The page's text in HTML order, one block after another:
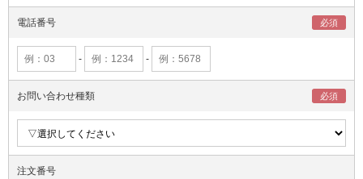
電話番号
- -
お問い合わせ種類
注文番号